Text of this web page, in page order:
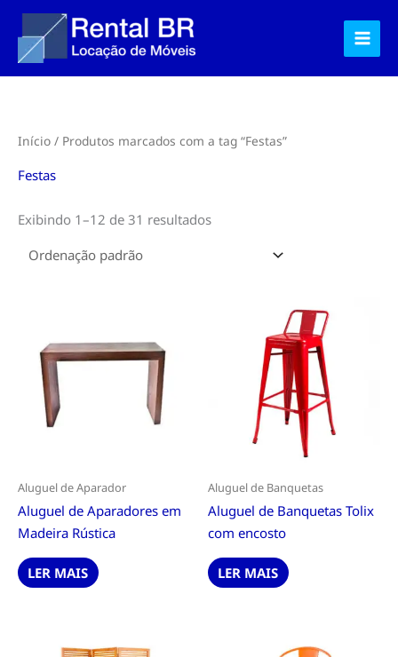
para
conteúdo
Início / Produtos marcados com a tag “Festas”
Festas
Exibindo 1–12 de 31 resultados
Aluguel de Aparador
Aluguel de Aparadores em
Madeira Rústica
LER MAIS
Aluguel de Banquetas
Aluguel de Banquetas Tolix
com encosto
LER MAIS